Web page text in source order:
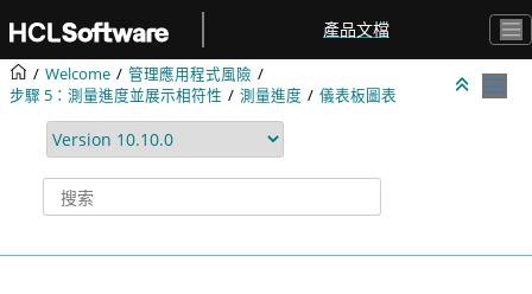
產品文檔
Welcome
管理應用程式風險
步驟 5：測量進度並展示相符性
測量進度 儀表板圖表